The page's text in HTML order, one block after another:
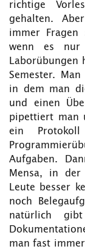
richtige
gehalten.
immer
wenn es nur
Laborübungen
Semester.
in dem man
und einen
pipettiert man
ein
Aufgaben.
Mensa, in
Leute besser
noch
natürlich
man fast